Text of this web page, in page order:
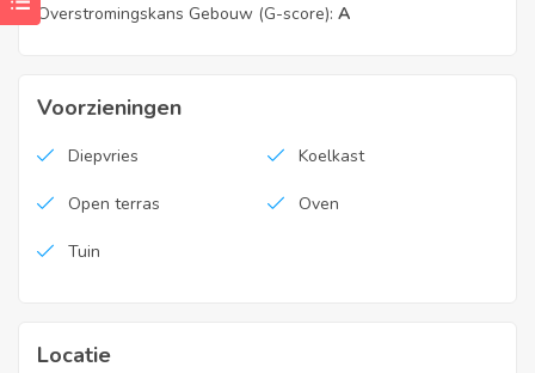
Overstromingskans Gebouw (G-score): A
Voorzieningen
Diepvries Koelkast
Open terras Oven
Tuin
Locatie